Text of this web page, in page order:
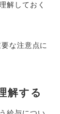
解しておく
な注意点に
解する